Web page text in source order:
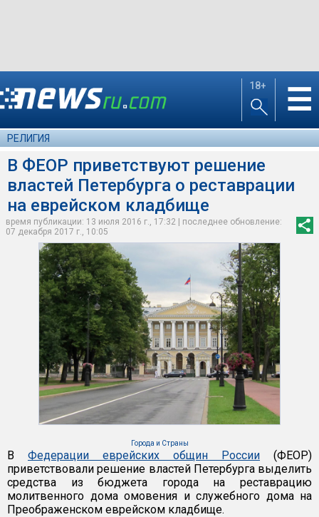
18+ ☰
РЕЛИГИЯ
В ФЕОР приветствуют решение
властей Петербурга о реставрации
на еврейском кладбище
время публикации: 13 июля 2016 г., 17:32 | последнее обновление:
07 декабря 2017 г., 10:05
Города и Страны
В Федерации еврейских общин России (ФЕОР)
приветствовали решение властей Петербурга выделить
средства из бюджета города на реставрацию
молитвенного дома омовения и служебного дома на
Преображенском еврейском кладбище.